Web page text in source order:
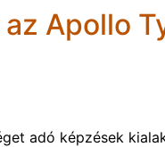
Apollo
adó képzések